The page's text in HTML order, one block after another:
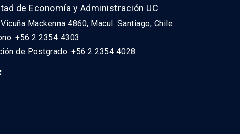
de Economía y Administración UC
Mackenna 4860, Macul. Santiago, Chile
+56 2 2354 4303
de Postgrado: +56 2 2354 4028